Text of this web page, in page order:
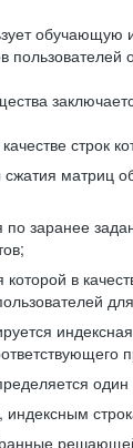
строк
матриц
по заранее
в